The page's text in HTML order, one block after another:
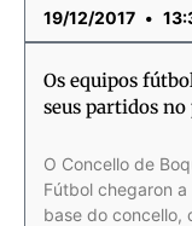
19/12/2017
Os equipos
seus partidos
O Concello de
Fútbol chegaron
base do concello,